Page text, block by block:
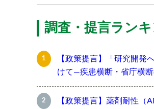
調査・提言ラン
【政策提言】「研究開発
けて―疾患横断・省庁横
【政策提言】薬剤耐性（